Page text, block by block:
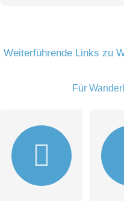
E-Mail-Adresse (wird
Weiterführende Links zu
Für